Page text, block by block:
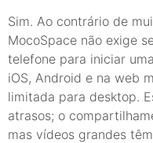
Sim. Ao contrário de
MocoSpace não exige
telefone para iniciar
iOS, Android e na web
limitada para desktop.
atrasos; o
mas vídeos grandes